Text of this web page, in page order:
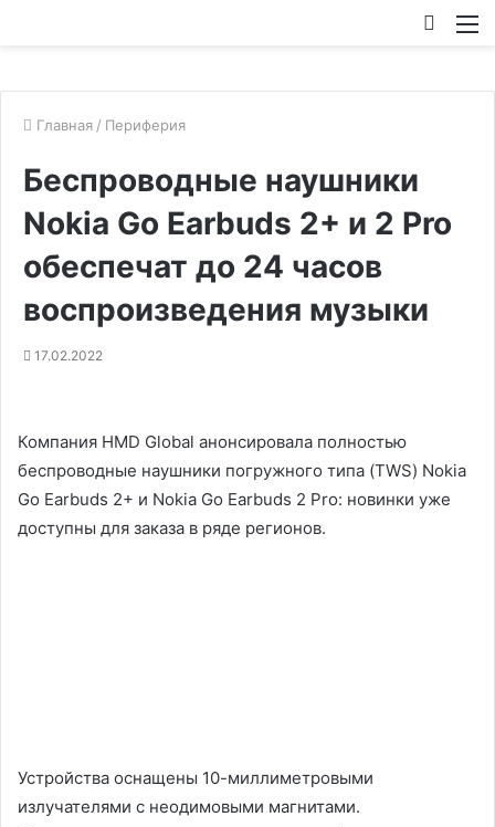
Главная / Периферия
Беспроводные наушники
Nokia Go Earbuds 2+ и 2 Pro
обеспечат до 24 часов
воспроизведения музыки
17.02.2022
Компания HMD Global анонсировала полностью
беспроводные наушники погружного типа (TWS) Nokia
Go Earbuds 2+ и Nokia Go Earbuds 2 Pro: новинки уже
доступны для заказа в ряде регионов.
Устройства оснащены 10-миллиметровыми
излучателями с неодимовыми магнитами.